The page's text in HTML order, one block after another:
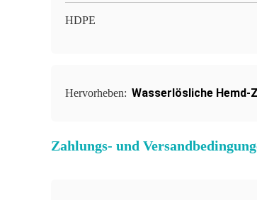
HDPE
Hervorheben: Wasserlösliche Hemd-
Zahlungs- und